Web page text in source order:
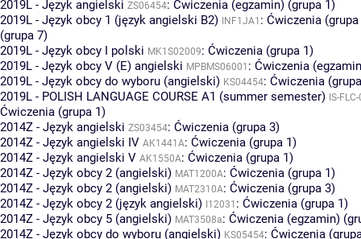
2019L - Język angielski ZS06454: Ćwiczenia (egzamin) (grupa 1)
2019L - Język obcy 1 (język angielski B2) INF1JA1 : Ćwiczenia (grupa
(grupa 7)
2019L - Język obcy I polski MK1S02009: Ćwiczenia (grupa 1)
2019L - Język obcy V (E) angielski MPBMS06001 : Ćwiczenia
2019L - Język obcy do wyboru (angielski) KS04454: Ćwiczenia
2019L - POLISH LANGUAGE COURSE A1 (summer semester) IS-
Ćwiczenia (grupa 1)
2014Z - Język angielski ZS03454: Ćwiczenia (grupa 3)
2014Z - Język angielski IV AK1441A: Ćwiczenia (grupa 1)
2014Z - Język angielski V AK1550A: Ćwiczenia (grupa 1)
2014Z - Język obcy 2 (angielski) MAT1200A: Ćwiczenia (grupa 1)
2014Z - Język obcy 2 (angielski) MAT2310A: Ćwiczenia (grupa 3)
2014Z - Język obcy 2 (język angielski) I12031 : Ćwiczenia (grupa 1)
2014Z - Język obcy 5 (angielski) MAT3508a: Ćwiczenia (egzamin)
2014Z - Język obcy do wyboru (angielski) KS05454: Ćwiczenia